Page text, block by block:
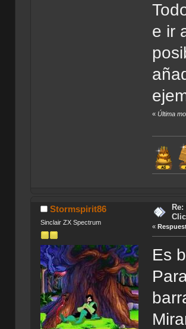
e ir
«Última
Stormspirit86
Sinclair ZX Spectrum
«
Es